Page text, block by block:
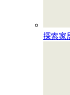
探索家